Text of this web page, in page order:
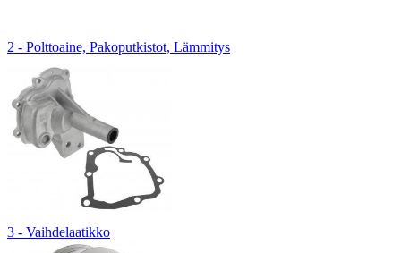
2 - Polttoaine, Pakoputkistot, Lämmitys
3 - Vaihdelaatikko